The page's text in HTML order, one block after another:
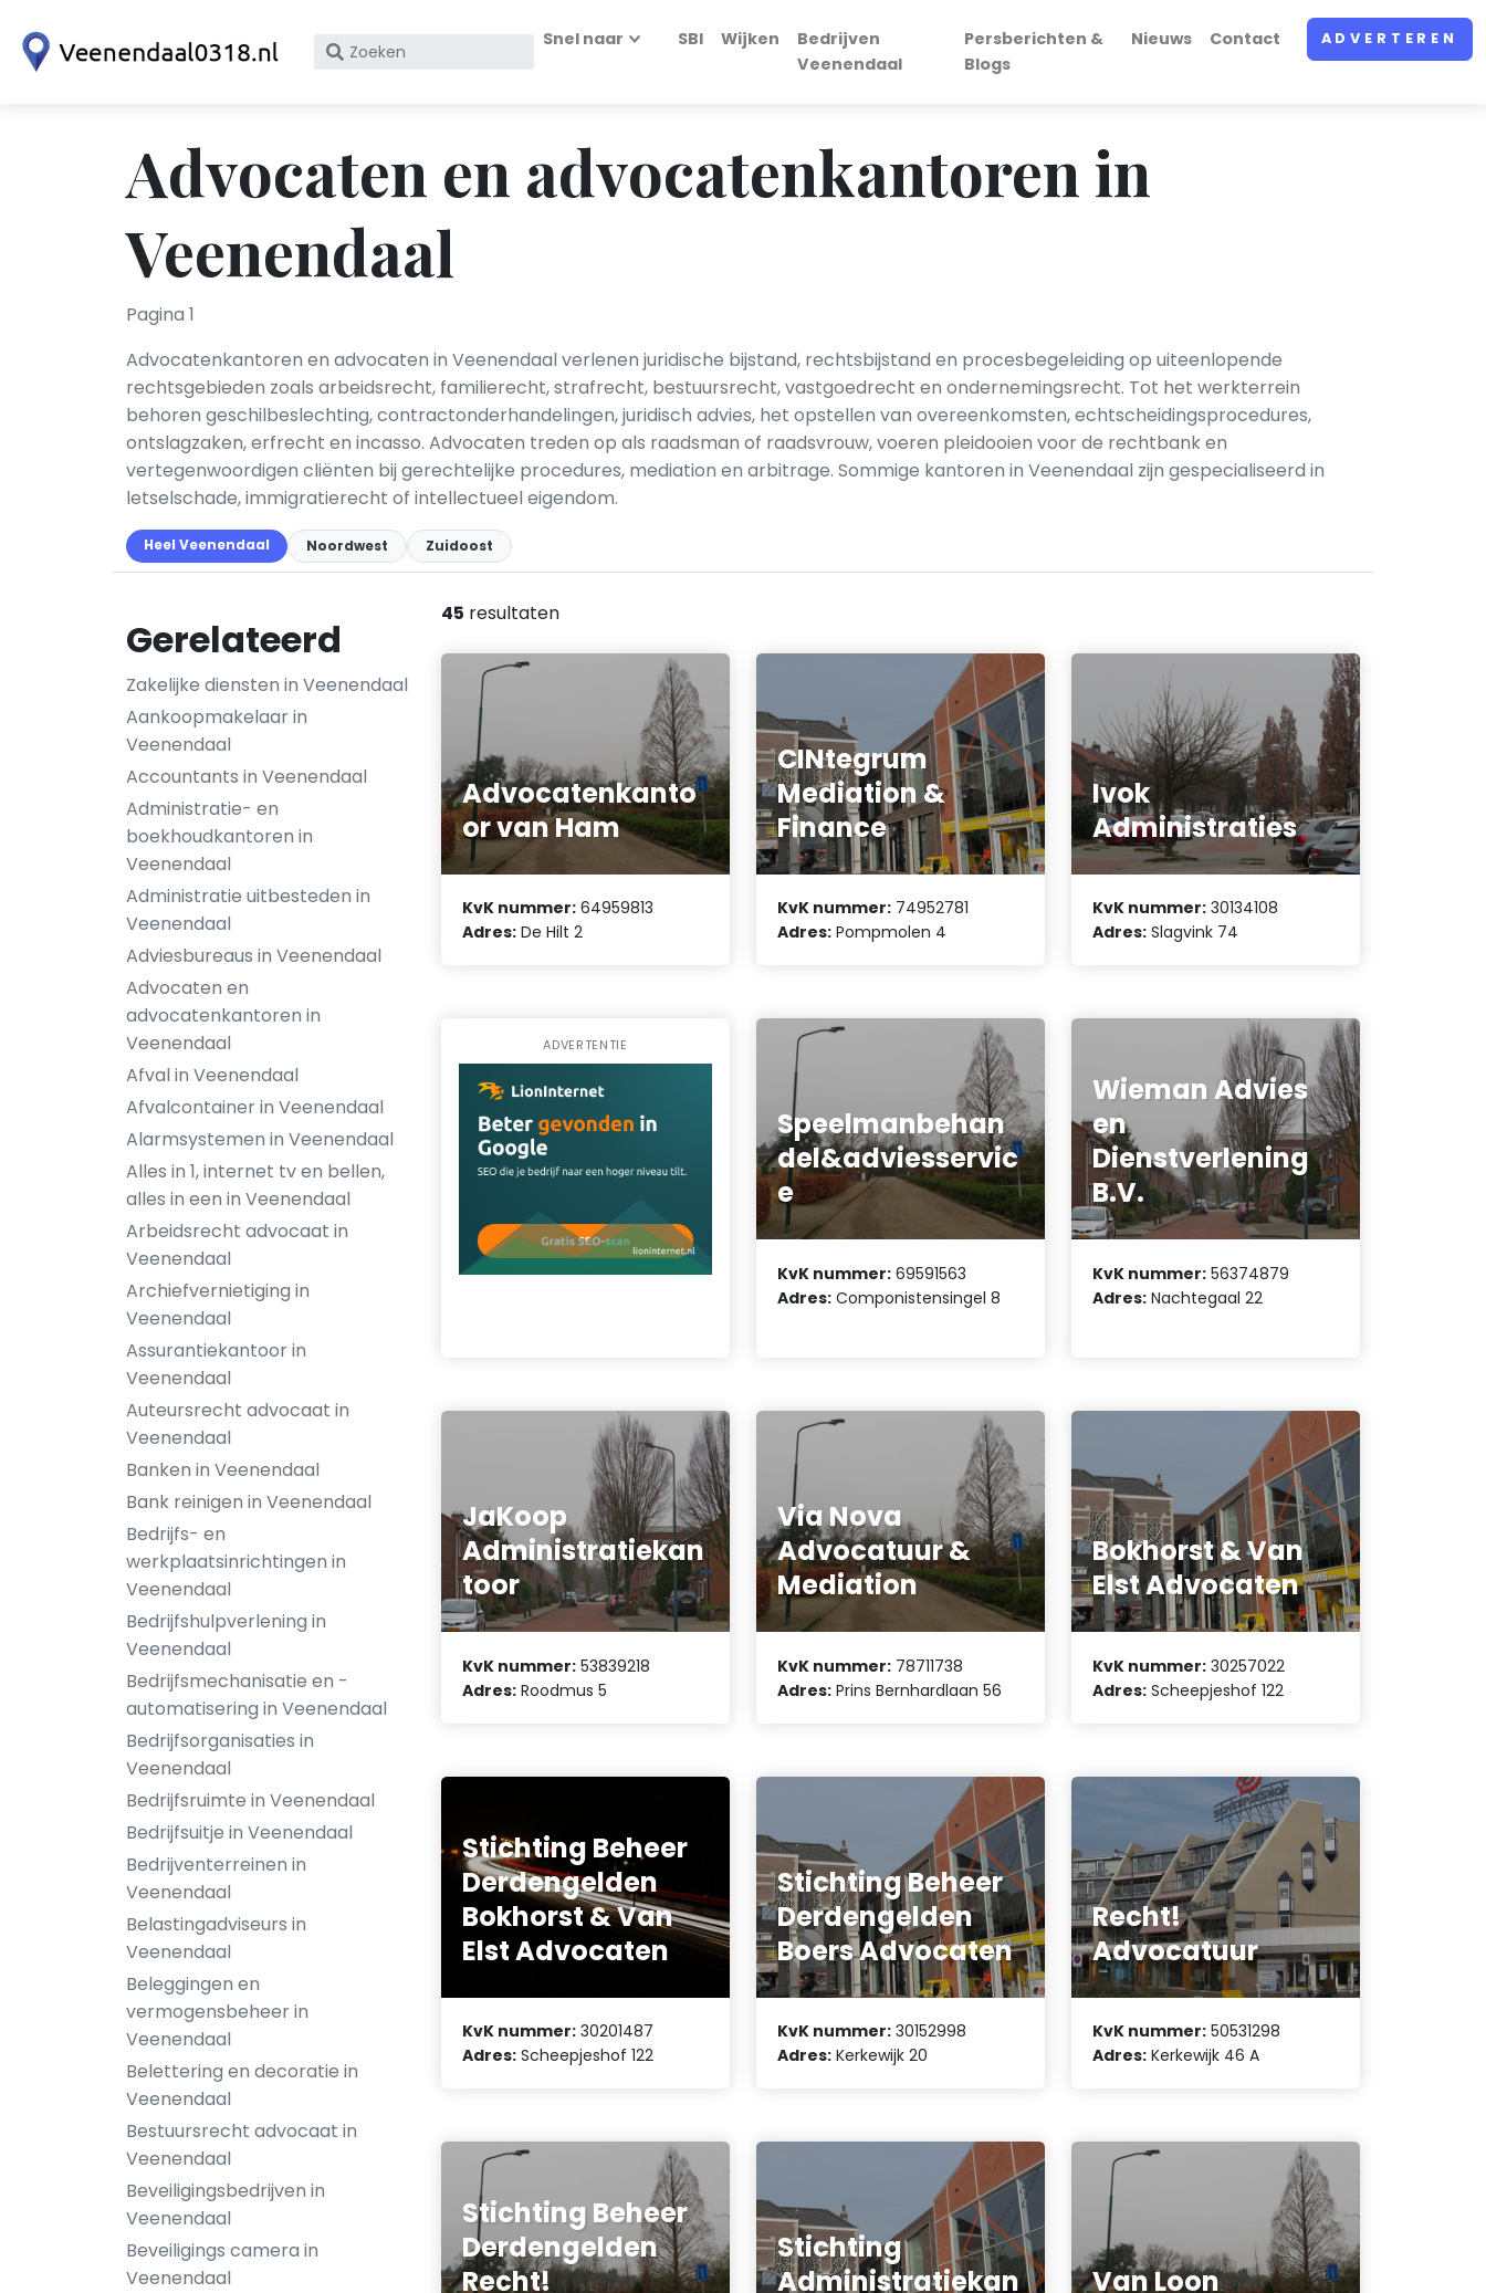
Zoek
KvK
nummer
Snel naar SBI Wijken
Bedrijven
Veenendaal
Persberichten &
Blogs
Nieuws Contact ADVERTEREN
Advocaten en advocatenkantoren in
Veenendaal
Pagina 1
Advocatenkantoren en advocaten in Veenendaal verlenen juridische bijstand, rechtsbijstand en procesbegeleiding op uiteenlopende
rechtsgebieden zoals arbeidsrecht, familierecht, strafrecht, bestuursrecht, vastgoedrecht en ondernemingsrecht. Tot het werkterrein
behoren geschilbeslechting, contractonderhandelingen, juridisch advies, het opstellen van overeenkomsten, echtscheidingsprocedures,
ontslagzaken, erfrecht en incasso. Advocaten treden op als raadsman of raadsvrouw, voeren pleidooien voor de rechtbank en
vertegenwoordigen cliënten bij gerechtelijke procedures, mediation en arbitrage. Sommige kantoren in Veenendaal zijn gespecialiseerd in
letselschade, immigratierecht of intellectueel eigendom.
Heel Veenendaal Noordwest Zuidoost
Gerelateerd
Zakelijke diensten in Veenendaal
Aankoopmakelaar in
Veenendaal
Accountants in Veenendaal
Administratie- en
boekhoudkantoren in
Veenendaal
Administratie uitbesteden in
Veenendaal
Adviesbureaus in Veenendaal
Advocaten en
advocatenkantoren in
Veenendaal
Afval in Veenendaal
Afvalcontainer in Veenendaal
Alarmsystemen in Veenendaal
Alles in 1, internet tv en bellen,
alles in een in Veenendaal
Arbeidsrecht advocaat in
Veenendaal
Archiefvernietiging in
Veenendaal
Assurantiekantoor in
Veenendaal
Auteursrecht advocaat in
Veenendaal
Banken in Veenendaal
Bank reinigen in Veenendaal
Bedrijfs- en
werkplaatsinrichtingen in
Veenendaal
Bedrijfshulpverlening in
Veenendaal
Bedrijfsmechanisatie en -
automatisering in Veenendaal
Bedrijfsorganisaties in
Veenendaal
Bedrijfsruimte in Veenendaal
Bedrijfsuitje in Veenendaal
Bedrijventerreinen in
Veenendaal
Belastingadviseurs in
Veenendaal
Beleggingen en
vermogensbeheer in
Veenendaal
Belettering en decoratie in
Veenendaal
Bestuursrecht advocaat in
Veenendaal
Beveiligingsbedrijven in
Veenendaal
Beveiligings camera in
Veenendaal
45 resultaten
Advocatenkanto
or van Ham
KvK nummer: 64959813
Adres: De Hilt 2
CINtegrum
Mediation &
Finance
KvK nummer: 74952781
Adres: Pompmolen 4
Ivok
Administraties
KvK nummer: 30134108
Adres: Slagvink 74
ADVERTENTIE
Speelmanbehan
del&adviesservic
e
KvK nummer: 69591563
Adres: Componistensingel 8
Wieman Advies
en
Dienstverlening
B.V.
KvK nummer: 56374879
Adres: Nachtegaal 22
JaKoop
Administratiekan
toor
KvK nummer: 53839218
Adres: Roodmus 5
Via Nova
Advocatuur &
Mediation
KvK nummer: 78711738
Adres: Prins Bernhardlaan 56
Bokhorst & Van
Elst Advocaten
KvK nummer: 30257022
Adres: Scheepjeshof 122
Stichting Beheer
Derdengelden
Bokhorst & Van
Elst Advocaten
KvK nummer: 30201487
Adres: Scheepjeshof 122
Stichting Beheer
Derdengelden
Boers Advocaten
KvK nummer: 30152998
Adres: Kerkewijk 20
Recht!
Advocatuur
KvK nummer: 50531298
Adres: Kerkewijk 46 A
Stichting Beheer
Derdengelden
Recht!
Stichting
Administratiekan
Van Loon